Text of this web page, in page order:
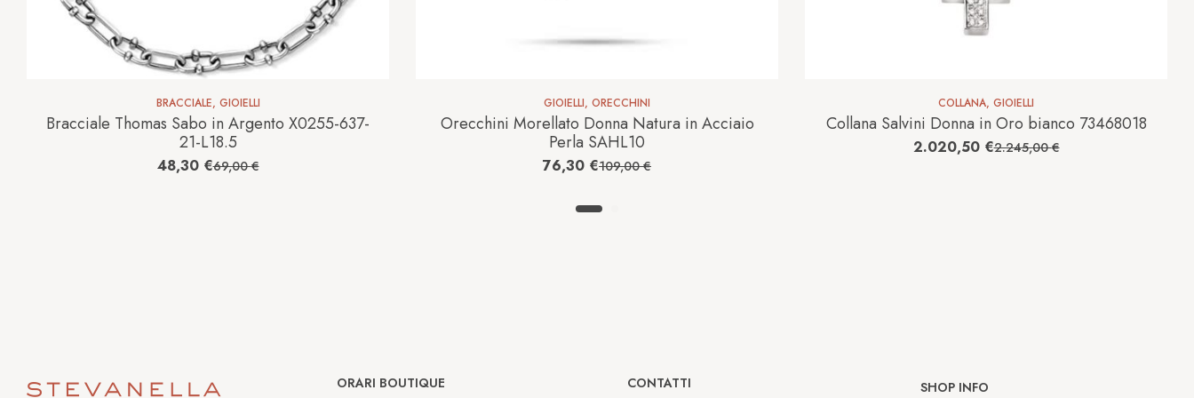
BRACCIALE, GIOIELLI
Bracciale Thomas Sabo in Argento X0255-637-
21-L18.5
69,00€
48,30 €
GIOIELLI, ORECCHINI
Orecchini Morellato Donna Natura in Acciaio
Perla SAHL10
109,00€
76,30 €
COLLANA, GIOIELLI
Collana Salvini Donna in Oro bianco 73468018
2.245,00€
2.020,50 €
ORARI BOUTIQUE CONTATTI SHOP INFO